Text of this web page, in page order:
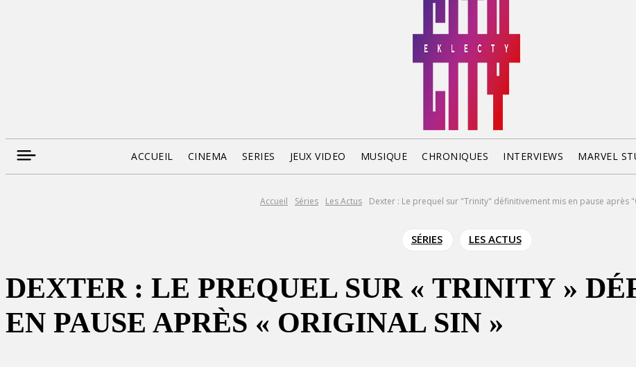
ACCUEIL CINEMA SERIES JEUX VIDEO MUSIQUE CHRONIQUES INTERVIEWS MARVEL
Accueil Séries Les Actus Dexter : Le prequel sur "Trinity" définitivement mis en pause après
SÉRIES LES ACTUS
DEXTER : LE PREQUEL SUR « TRINITY »
EN PAUSE APRÈS « ORIGINAL SIN »